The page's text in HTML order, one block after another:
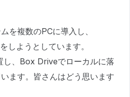
を複数のPCに導入し、
しようとしています。
、Box Driveでローカルに落
ます。皆さんはどう思います